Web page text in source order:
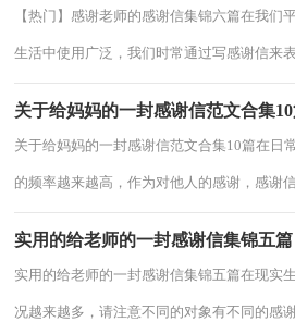
【热门】感谢老师的感谢信集锦六篇在我们
生活中使用广泛，我们时常通过写感谢信来
关于给妈妈的一封感谢信范文合集
关于给妈妈的一封感谢信范文合集10篇在日
的频率越来越高，作为对他人的感谢，感谢
实用的给老师的一封感谢信集锦五篇
实用的给老师的一封感谢信集锦五篇在现实
况越来越多，请注意不同的对象有不同的感